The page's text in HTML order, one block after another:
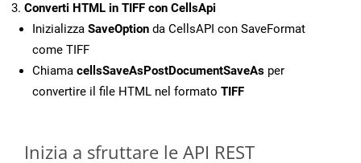
Converti HTML in TIFF con CellsApi
Inizializza SaveOption da CellsAPI con SaveFormat
come TIFF
Chiama cellsSaveAsPostDocumentSaveAs per
convertire il file HTML nel formato TIFF
Inizia a sfruttare le API REST